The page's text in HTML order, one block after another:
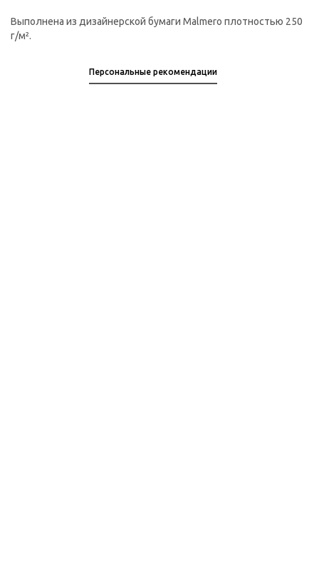
Выполнена из дизайнерской бумаги Malmero плотностью 250
г/м².
Персональные рекомендации